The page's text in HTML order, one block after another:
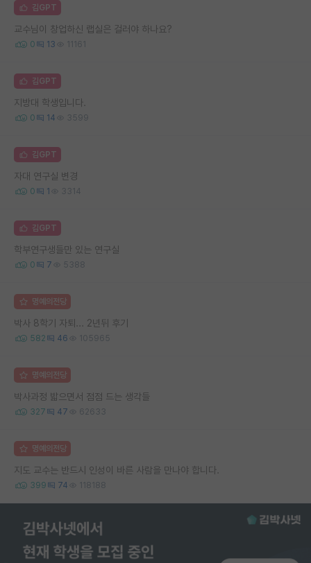
김GPT
교수님이 창업하신 랩실은 걸러야 하나요?
0 13 11161
김GPT
지방대 학생입니다.
0 14 3599
김GPT
자대 연구실 변경
0 1 3314
김GPT
학부연구생들만 있는 연구실
0 7 5388
명예의전당
박사 8학기 자퇴... 2년뒤 후기
582 46 105965
명예의전당
박사과정 밟으면서 점점 드는 생각들
327 47 62633
명예의전당
지도 교수는 반드시 인성이 바른 사람을 만나야 합니다.
399 74 118188